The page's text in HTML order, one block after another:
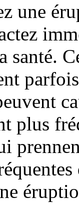
une
santé.
plus